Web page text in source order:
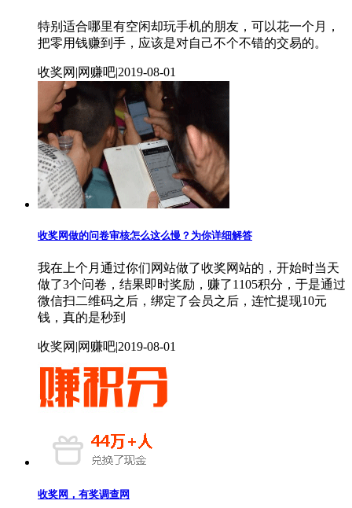
特别适合哪里有空闲却玩手机的朋友，可以花一个月，
把零用钱赚到手，应该是对自己不个不错的交易的。
收奖网|网赚吧|2019-08-01
收奖网做的问卷审核怎么这么慢？为你详细解答
我在上个月通过你们网站做了收奖网站的，开始时当天
做了3个问卷，结果即时奖励，赚了1105积分，于是通过
微信扫二维码之后，绑定了会员之后，连忙提现10元
钱，真的是秒到
收奖网|网赚吧|2019-08-01
收奖网，有奖调查网